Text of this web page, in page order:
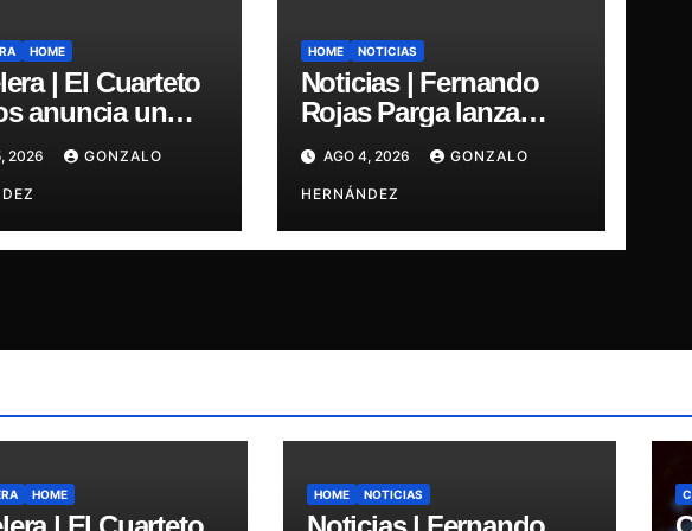
HOME
| El Cuarteto
anuncia un
e
en el
Arena
2026 GONZALO
HOME NOTICIAS
Noticias | Fernando
Rojas Parga lanza
“Hikikomori”, su
primer disco solista
AGO 4, 2026 GONZALO
HERNÁNDEZ
HOME HOME NOTICIAS